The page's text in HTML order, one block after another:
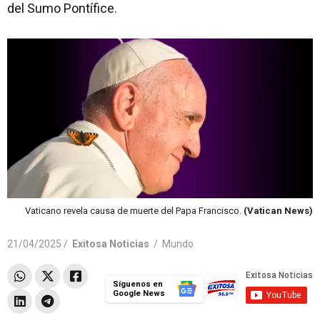
del Sumo Pontífice.
Vaticano revela causa de muerte del Papa Francisco. (Vatican News)
21/04/2025 / Exitosa Noticias / Mundo
Síguenos en
Google News